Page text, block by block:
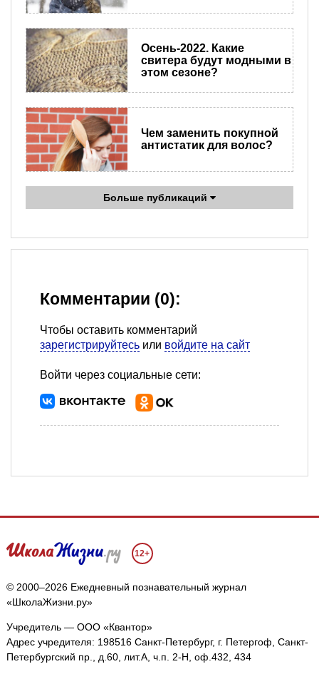
Осень-2022. Какие
свитера будут модными в
этом сезоне?
Чем заменить покупной
антистатик для волос?
Больше публикаций
Комментарии (0):
Чтобы оставить комментарий
зарегистрируйтесь или войдите на сайт
Войти через социальные сети:
12+
© 2000–2026 Ежедневный познавательный журнал
«ШколаЖизни.ру»
Учредитель — ООО «Квантор»
Адрес учредителя: 198516 Санкт-Петербург, г. Петергоф, Санкт-
Петербургский пр., д.60, лит.А, ч.п. 2-Н, оф.432, 434